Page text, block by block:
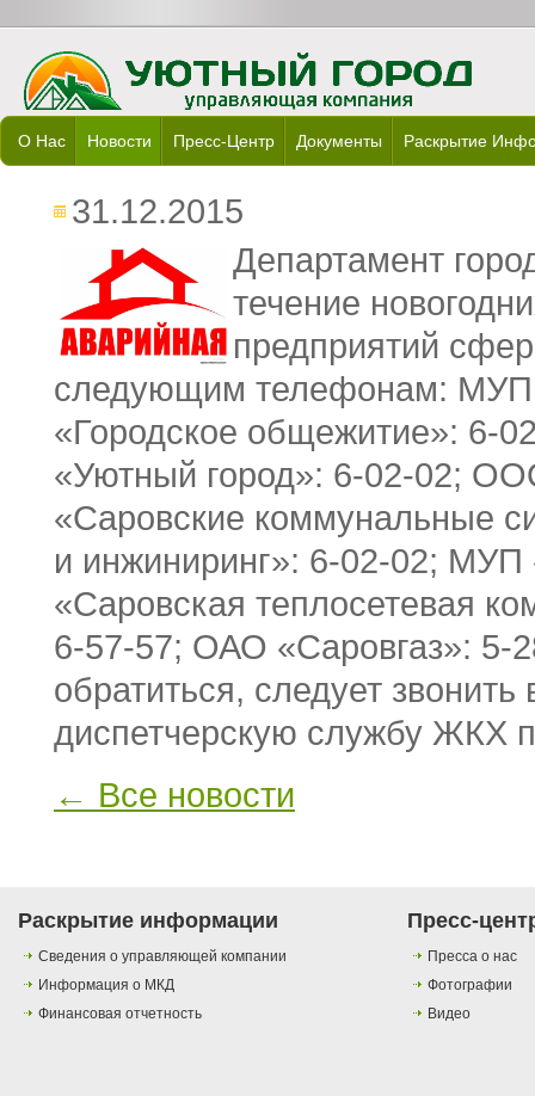
О Нас Новости Пресс-Центр Документы Раскрытие
31.12.2015
Департамент
течение
предприятий
следующим телефонам:
«Городское общежитие»:
«Уютный город»: 6-02-02;
«Саровские коммунальные
и инжиниринг»: 6-02-02;
«Саровская теплосетевая
6-57-57; ОАО «Саровгаз»: 5-
обратиться, следует
диспетчерскую службу ЖКХ
← Все новости
Раскрытие информации
Сведения о управляющей компании
Информация о МКД
Финансовая отчетность
Пресс-
Пресса о нас
Фотографии
Видео